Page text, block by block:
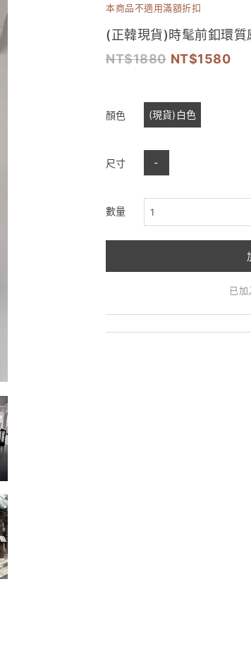
本商品不適用滿額折扣
(正韓現貨)時髦前釦環
1880
1580
顏色 (現貨)白色
尺寸 -
數量
已